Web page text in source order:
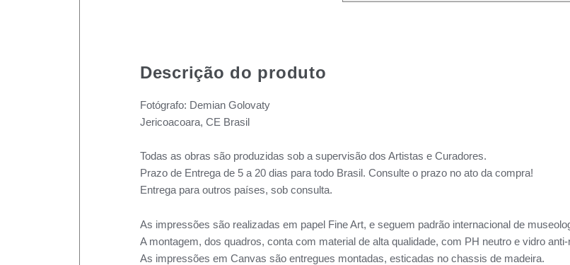
Descrição do produto
Fotógrafo: Demian Golovaty
Jericoacoara, CE Brasil
Todas as obras são produzidas sob a supervisão dos Artistas e Curadores.
Prazo de Entrega de 5 a 20 dias para todo Brasil. Consulte o prazo no ato da compra!
Entrega para outros países, sob consulta.
As impressões são realizadas em papel Fine Art, e seguem padrão internacional de
A montagem, dos quadros, conta com material de alta qualidade, com PH neutro e vidro
As impressões em Canvas são entregues montadas, esticadas no chassis de madeira.